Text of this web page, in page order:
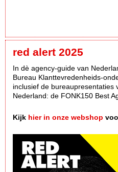
red alert 2025
In dè agency-guide van
Bureau Klanttevredenheids-
inclusief de bureaupresentaties
Nederland: de FONK150 Best
Kijk hier in onze webshop